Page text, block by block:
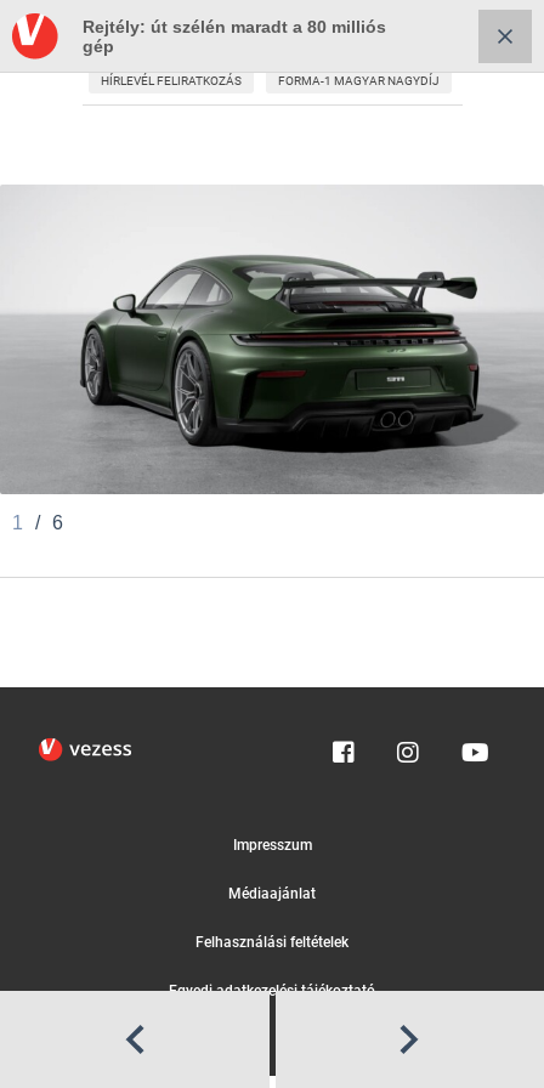
HÍRLEVÉL FELIRATKOZÁS FORMA-1 MAGYAR NAGYDÍJ
Rejtély: út szélén maradt a 80 milliós
gép
1 / 6
Impresszum
Médiaajánlat
Felhasználási feltételek
Egyedi adatkezelési tájékoztató